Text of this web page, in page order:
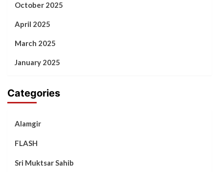
October 2025
April 2025
March 2025
January 2025
Categories
Alamgir
FLASH
Sri Muktsar Sahib